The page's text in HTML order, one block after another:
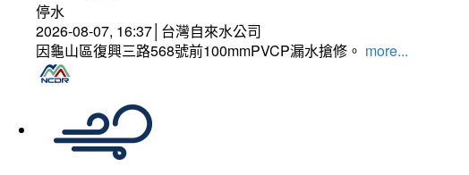
停水
2026-08-07, 16:37│台灣自來水公司
因龜山區復興三路568號前100mmPVCP漏水搶修。 more...